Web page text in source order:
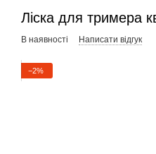
Ліска для тримера
В наявності Написати відгук
−2%